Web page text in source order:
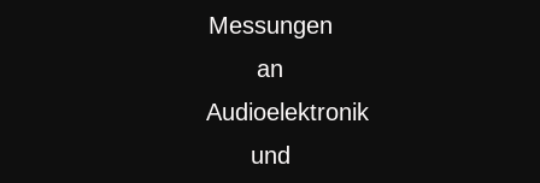
Messungen
an
Audioelektronik
und